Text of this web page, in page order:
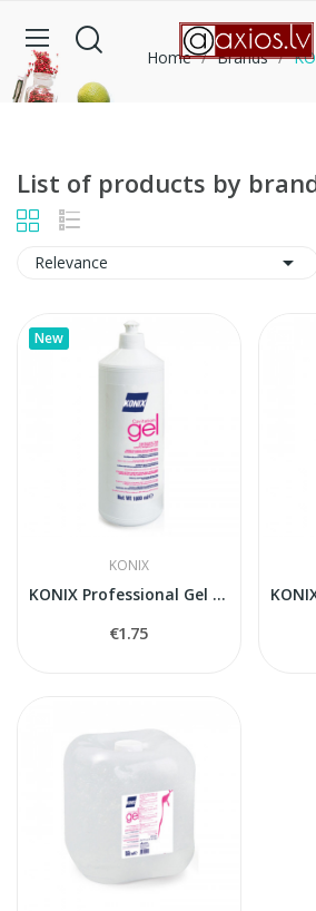
Home Brands
List of products by
Relevance 
New
KONIX
KONIX Professional Gel for Cavitation, Laser,...
€1.75